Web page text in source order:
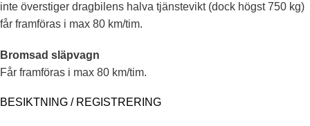
inte överstiger dragbilens halva tjänstevikt (dock högst 750 kg)
får framföras i max 80 km/tim.
Bromsad släpvagn
Får framföras i max 80 km/tim.
BESIKTNING / REGISTRERING